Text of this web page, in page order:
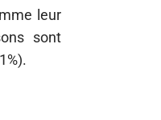
leur
sont